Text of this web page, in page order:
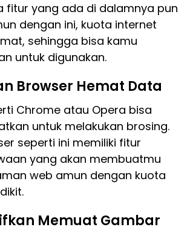
fitur yang ada di dalamnya pun
dengan ini, kuota internet
sehingga bisa kamu
untuk digunakan.
Browser Hemat Data
Chrome atau Opera bisa
untuk melakukan brosing.
seperti ini memiliki fitur
yang akan membuatmu
web amun dengan kuota
Memuat Gambar